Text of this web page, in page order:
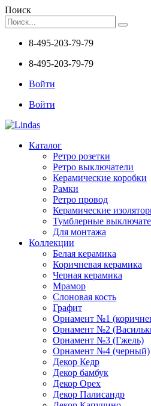
Поиск
8-495-203-79-79
8-495-203-79-79
Войти
Войти
Каталог
Ретро розетки
Ретро выключатели
Керамические коробки
Рамки
Ретро провод
Керамические
Тумблерные
Для монтажа
Коллекции
Белая керамика
Коричневая керамика
Черная керамика
Мрамор
Слоновая кость
Графит
Орнамент №1
Орнамент №2
Орнамент №3 (Гжель)
Орнамент №4 (черный)
Декор Кедр
Декор бамбук
Декор Орех
Декор Палисандр